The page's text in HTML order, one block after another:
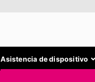
Asistencia de dispositivo